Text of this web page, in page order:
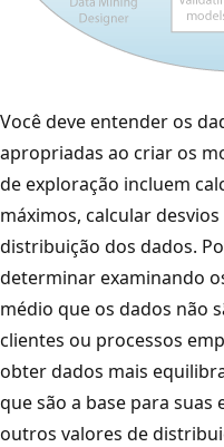
Você deve entender os
apropriadas ao criar os
de exploração incluem
máximos, calcular
distribuição dos dados.
determinar examinando
médio que os dados não
clientes ou processos
obter dados mais
que são a base para suas
outros valores de